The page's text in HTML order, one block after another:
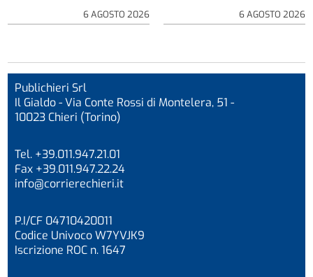
6 AGOSTO 2026 6 AGOSTO 2026
Publichieri Srl
Il Gialdo - Via Conte Rossi di Montelera, 51 -
10023 Chieri (Torino)
Tel. +39.011.947.21.01
Fax +39.011.947.22.24
info@corrierechieri.it
P.I/CF 04710420011
Codice Univoco W7YVJK9
Iscrizione ROC n. 1647